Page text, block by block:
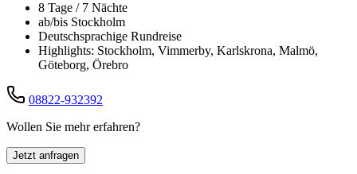
8 Tage / 7 Nächte
ab/bis Stockholm
Deutschsprachige Rundreise
Highlights: Stockholm, Vimmerby, Karlskrona, Malmö,
Göteborg, Örebro
08822-932392
Wollen Sie mehr erfahren?
Jetzt anfragen